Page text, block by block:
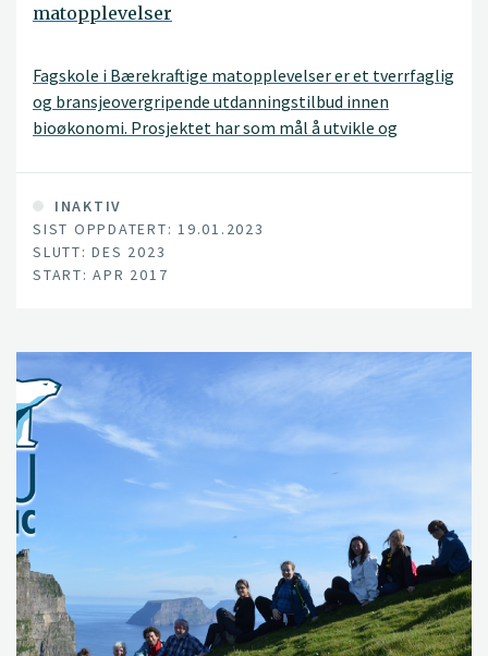
matopplevelser
Fagskole i Bærekraftige matopplevelser er et tverrfaglig
og bransjeovergripende utdanningstilbud innen
bioøkonomi. Prosjektet har som mål å utvikle og
fagteknikere i bærekraftige matopplevelser innen 2023.
INAKTIV
SIST OPPDATERT: 19.01.2023
SLUTT: DES 2023
START: APR 2017